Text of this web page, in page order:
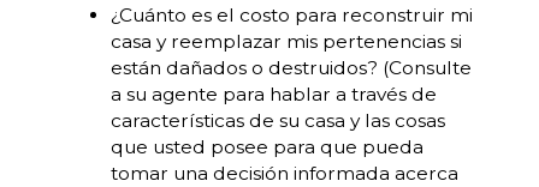
¿Cuánto es el costo para reconstruir mi
casa y reemplazar mis pertenencias si
están dañados o destruidos? (Consulte
a su agente para hablar a través de
características de su casa y las cosas
que usted posee para que pueda
tomar una decisión informada acerca